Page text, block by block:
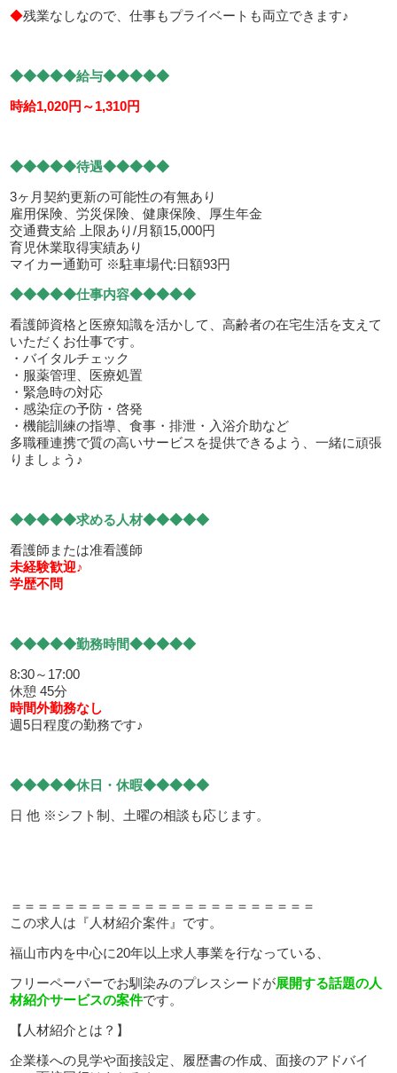
◆残業なしなので、仕事もプライベートも両立できます♪
◆◆◆◆◆給与◆◆◆◆◆
時給1,020円～1,310円
◆◆◆◆◆待遇◆◆◆◆◆
3ヶ月契約更新の可能性の有無あり
雇用保険、労災保険、健康保険、厚生年金
交通費支給 上限あり/月額15,000円
育児休業取得実績あり
マイカー通勤可 ※駐車場代:日額93円
◆◆◆◆◆仕事内容◆◆◆◆◆
看護師資格と医療知識を活かして、高齢者の在宅生活を支えて
いただくお仕事です。
・バイタルチェック
・服薬管理、医療処置
・緊急時の対応
・感染症の予防・啓発
・機能訓練の指導、食事・排泄・入浴介助など
多職種連携で質の高いサービスを提供できるよう、一緒に頑張
りましょう♪
◆◆◆◆◆求める人材◆◆◆◆◆
看護師または准看護師
未経験歓迎♪
学歴不問
◆◆◆◆◆勤務時間◆◆◆◆◆
8:30～17:00
休憩 45分
時間外勤務なし
週5日程度の勤務です♪
◆◆◆◆◆休日・休暇◆◆◆◆◆
日 他 ※シフト制、土曜の相談も応じます。
＝＝＝＝＝＝＝＝＝＝＝＝＝＝＝＝＝＝＝＝＝＝＝
この求人は『人材紹介案件』です。
福山市内を中心に20年以上求人事業を行なっている、
フリーペーパーでお馴染みのプレスシードが展開する話題の人
材紹介サービスの案件です。
【人材紹介とは？】
企業様への見学や面接設定、履歴書の作成、面接のアドバイ